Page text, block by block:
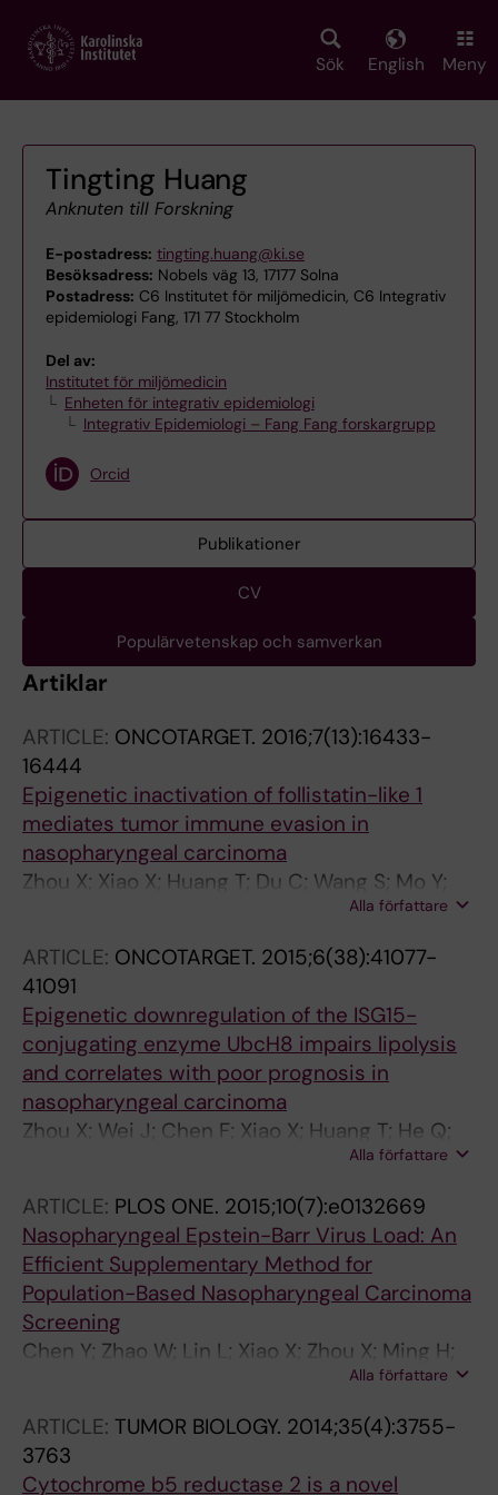
main
Sök English Meny
Tingting Huang
Anknuten till Forskning
E-postadress: tingting.huang@ki.se
Besöksadress: Nobels väg 13, 17177 Solna
Postadress: C6 Institutet för miljömedicin, C6 Integrativ
epidemiologi Fang, 171 77 Stockholm
Del av:
Institutet för miljömedicin
Enheten för integrativ epidemiologi
Integrativ Epidemiologi – Fang Fang forskargrupp
Orcid
Publikationer
CV
Populärvetenskap och samverkan
Artiklar
ARTICLE: ONCOTARGET. 2016;7(13):16433-
16444
Epigenetic inactivation of follistatin-like 1
mediates tumor immune evasion in
nasopharyngeal carcinoma
Zhou X; Xiao X; Huang T; Du C; Wang S; Mo Y;
Ma N; Murata M; Li B; Wen W; Huang G; Zeng X;
Alla författare
ARTICLE: ONCOTARGET. 2015;6(38):41077-
41091
Epigenetic downregulation of the ISG15-
conjugating enzyme UbcH8 impairs lipolysis
and correlates with poor prognosis in
nasopharyngeal carcinoma
Zhou X; Wei J; Chen F; Xiao X; Huang T; He Q;
Wang S; Du C; Mo Y; Lin L; Xie Y; Wei L; Lan Y;
Murata M; Huang G; Ernberg I; Matskova L;
Zhang Z
Alla författare
ARTICLE: PLOS ONE. 2015;10(7):e0132669
Nasopharyngeal Epstein-Barr Virus Load: An
Efficient Supplementary Method for
Population-Based Nasopharyngeal Carcinoma
Screening
Chen Y; Zhao W; Lin L; Xiao X; Zhou X; Ming H;
Huang T; Liao J; Li Y; Zeng X; Huang G; Ye W;
Alla författare
ARTICLE: TUMOR BIOLOGY. 2014;35(4):3755-
3763
Cytochrome b5 reductase 2 is a novel